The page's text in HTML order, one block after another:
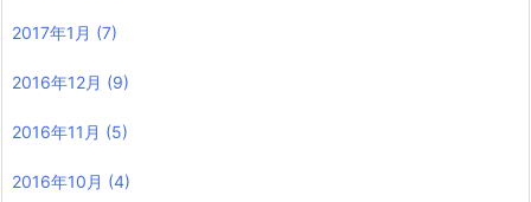
2017年1月 (7)
2016年12月 (9)
2016年11月 (5)
2016年10月 (4)